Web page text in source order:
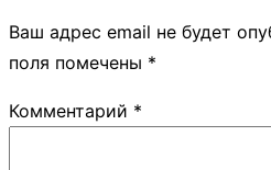
Ваш адрес email не будет
поля помечены *
Комментарий *